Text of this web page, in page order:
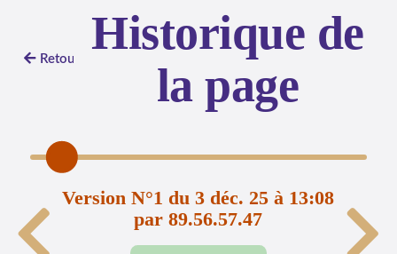
Retour
Historique de
la page
Version N°1 du 3 déc. 25 à 13:08
par 89.56.57.47